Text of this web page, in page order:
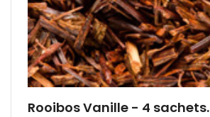
Rooibos Vanille - 4 sachets.